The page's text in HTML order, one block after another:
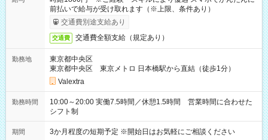
前払いで給与が受け取れます（※上限、条件あり）
交通費別途支給あり
交通費 交通費全額支給（規定あり）
勤務地
東京都中央区
東京都中央区 東京メトロ 日本橋駅から直結（徒歩1分）
Valextra
勤務時間
10:00～20:00 実働7.5時間／休憩1.5時間 営業時間に合わせた
シフト制
期間 3か月程度の短期予定 ※開始日はお気軽にご相談ください